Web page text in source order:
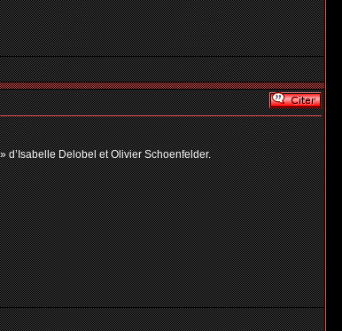
d’Isabelle Delobel et Olivier Schoenfelder.